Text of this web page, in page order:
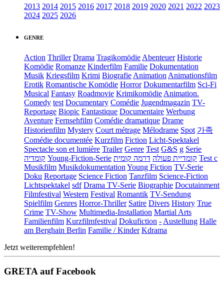
2013 2014 2015 2016 2017 2018 2019 2020 2021 2022 2023
2024 2025 2026
GENRE
Action Thriller Drama Tragikomödie Abenteuer Historie
Komödie Romanze Kinderfilm Familie Dokumentation
Musik Kriegsfilm Krimi Biografie Animation Animationsfilm
Erotik Romantische Komödie Horror Dokumentarfilm Sci-Fi
Musical Fantasy Roadmovie Krimikomödie Animation.
Comedy test Documentary Comédie Jugendmagazin TV-
Reportage Biopic Fantastique Documentaire Werbung
Aventure Fernsehfilm Comédie dramatique Drame
Historienfilm Mystery Court métrage Mélodrame Spot 가족
Comédie documentée Kurzfilm Fiction Licht-Spektakel
Spectacle son et lumière Trailer Genre Test G&S g Serie
קומדיה Young-Fiction-Serie קומדיית פעולה דרמה קומית
Test c
Musikfilm Musikdokumentation Young Fiction TV-Serie
Doku Reportage Science Fiction Tanzfilm Science-Fiction
Lichtspektakel sdf Drama TV-Serie Biographie Docutainment
Filmfestival Western Festival Romantik TV-Sendung
Spielfilm Genres Horror-Thriller Satire Divers History True
Crime TV-Show Multimedia-Installation Martial Arts
Familienfilm Kurzfilmfestival Dokufiction - Austellung Halle
am Berghain Berlin Familie / Kinder Kdrama
Jetzt weiterempfehlen!
GRETA auf Facebook